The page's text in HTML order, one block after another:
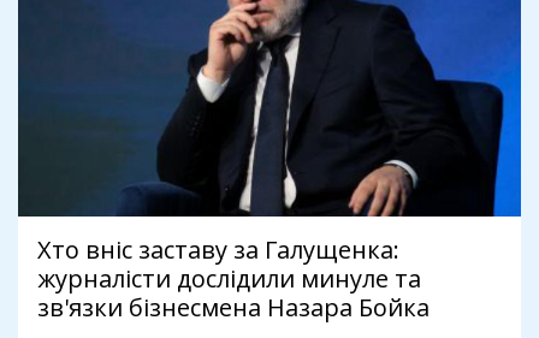
Хто вніс заставу за Галущенка:
журналісти дослідили минуле та
зв'язки бізнесмена Назара Бойка